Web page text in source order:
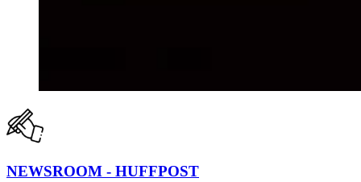
NEWSROOM - HUFFPOST